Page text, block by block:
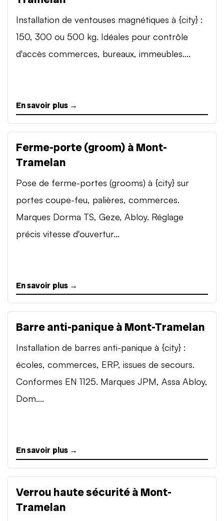
Installation de ventouses magnétiques à {city} :
150, 300 ou 500 kg. Idéales pour contrôle
d'accès commerces, bureaux, immeubles....
En savoir plus →
Ferme-porte (groom) à Mont-
Tramelan
Pose de ferme-portes (grooms) à {city} sur
portes coupe-feu, palières, commerces.
Marques Dorma TS, Geze, Abloy. Réglage
précis vitesse d'ouvertur...
En savoir plus →
Barre anti-panique à Mont-Tramelan
Installation de barres anti-panique à {city} :
écoles, commerces, ERP, issues de secours.
Conformes EN 1125. Marques JPM, Assa Abloy,
Dom....
En savoir plus →
Verrou haute sécurité à Mont-
Tramelan